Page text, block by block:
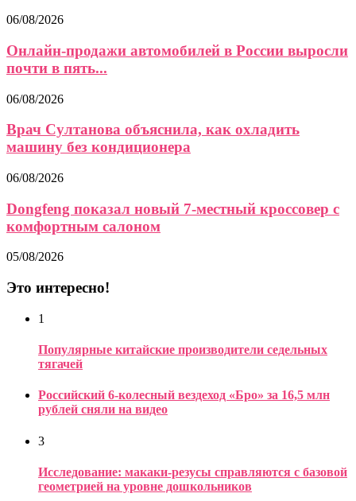
06/08/2026
Онлайн-продажи автомобилей в России выросли
почти в пять...
06/08/2026
Врач Султанова объяснила, как охладить
машину без кондиционера
06/08/2026
Dongfeng показал новый 7-местный кроссовер с
комфортным салоном
05/08/2026
Это интересно!
1
Популярные китайские производители седельных
тягачей
Российский 6-колесный вездеход «Бро» за 16,5 млн
рублей сняли на видео
3
Исследование: макаки-резусы справляются с базовой
геометрией на уровне дошкольников